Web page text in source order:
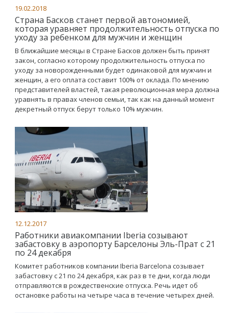
19.02.2018
Страна Басков станет первой автономией,
которая уравняет продолжительность отпуска по
уходу за ребенком для мужчин и женщин
В ближайшие месяцы в Стране Басков должен быть принят
закон, согласно которому продолжительность отпуска по
уходу за новорожденными будет одинаковой для мужчин и
женщин, а его оплата составит 100% от оклада. По мнению
представителей властей, такая революционная мера должна
уравнять в правах членов семьи, так как на данный момент
декретный отпуск берут только 10% мужчин.
12.12.2017
Работники авиакомпании Iberia созывают
забастовку в аэропорту Барселоны Эль-Прат с 21
по 24 декабря
Комитет работников компании Iberia Barcelona созывает
забастовку с 21 по 24 декабря, как раз в те дни, когда люди
отправляются в рождественские отпуска. Речь идет об
остановке работы на четыре часа в течение четырех дней.